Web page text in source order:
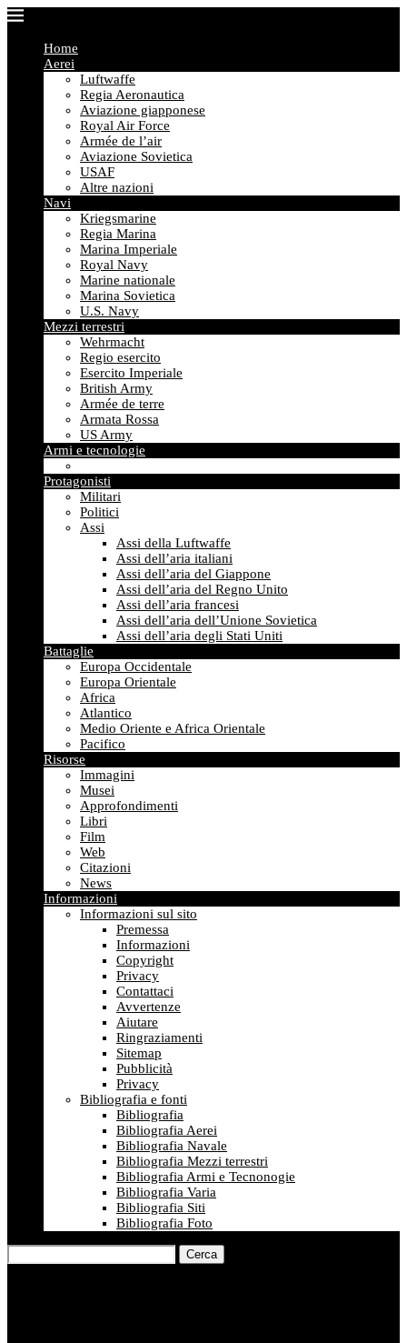
Home
Aerei
Luftwaffe
Regia Aeronautica
Aviazione giapponese
Royal Air Force
Armée de l’air
Aviazione Sovietica
USAF
Altre nazioni
Navi
Kriegsmarine
Regia Marina
Marina Imperiale
Royal Navy
Marine nationale
Marina Sovietica
U.S. Navy
Mezzi terrestri
Wehrmacht
Regio esercito
Esercito Imperiale
British Army
Armée de terre
Armata Rossa
US Army
Armi e tecnologie
Protagonisti
Militari
Politici
Assi
Assi della Luftwaffe
Assi dell’aria italiani
Assi dell’aria del Giappone
Assi dell’aria del Regno Unito
Assi dell’aria francesi
Assi dell’aria dell’Unione Sovietica
Assi dell’aria degli Stati Uniti
Battaglie
Europa Occidentale
Europa Orientale
Africa
Atlantico
Medio Oriente e Africa Orientale
Pacifico
Risorse
Immagini
Musei
Approfondimenti
Libri
Film
Web
Citazioni
News
Informazioni
Informazioni sul sito
Premessa
Informazioni
Copyright
Privacy
Contattaci
Avvertenze
Aiutare
Ringraziamenti
Sitemap
Pubblicità
Privacy
Bibliografia e fonti
Bibliografia
Bibliografia Aerei
Bibliografia Navale
Bibliografia Mezzi terrestri
Bibliografia Armi e Tecnonogie
Bibliografia Varia
Bibliografia Siti
Bibliografia Foto
Cerca